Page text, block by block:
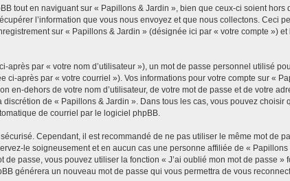
tout en naviguant sur « Papillons & Jardin », bien que ceux-ci soient
l’information que vous nous envoyez et que nous collectons. Ceci
sur « Papillons & Jardin » (désignée ici par « votre compte »)
par « votre nom d’utilisateur »), un mot de passe personnel utilisé
après par « votre courriel »). Vos informations pour votre compte sur «
en-dehors de votre nom d’utilisateur, de votre mot de passe et de votre
de « Papillons & Jardin ». Dans tous les cas, vous pouvez
de courriel par le logiciel phpBB.
Cependant, il est recommandé de ne pas utiliser le même mot de
le soigneusement et en aucun cas une personne affiliée de «
passe, vous pouvez utiliser la fonction « J’ai oublié mon mot de passe
générera un nouveau mot de passe qui vous permettra de vous